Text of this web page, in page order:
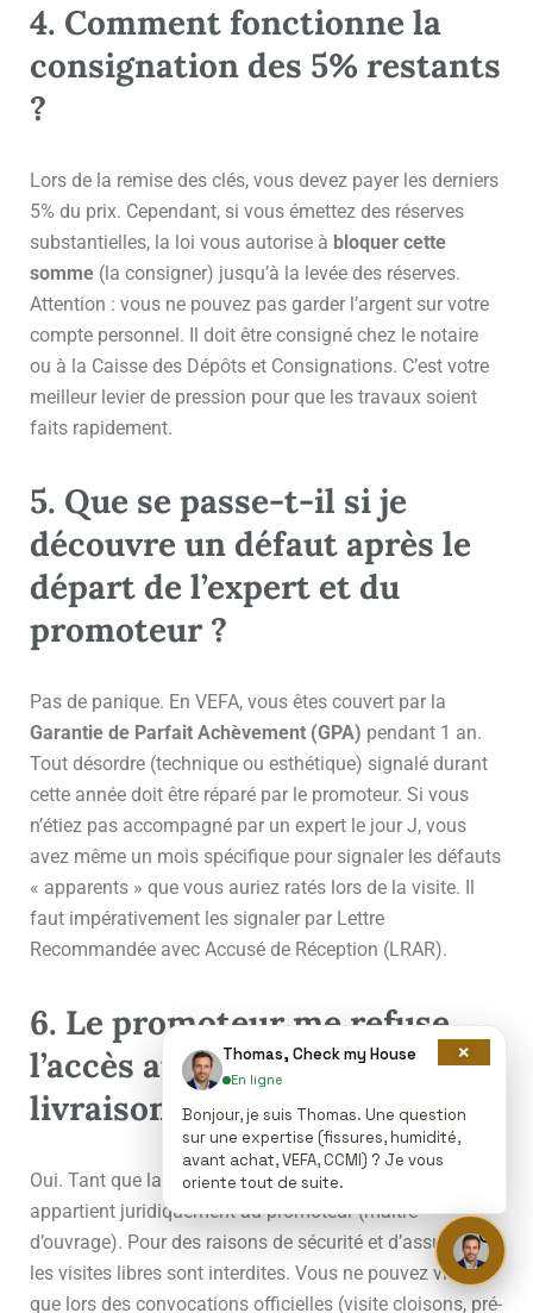
4. Comment fonctionne la
consignation des 5% restants
?
Lors de la remise des clés, vous devez payer les derniers
5% du prix. Cependant, si vous émettez des réserves
substantielles, la loi vous autorise à bloquer cette
somme (la consigner) jusqu’à la levée des réserves.
Attention : vous ne pouvez pas garder l’argent sur votre
compte personnel. Il doit être consigné chez le notaire
ou à la Caisse des Dépôts et Consignations. C’est votre
meilleur levier de pression pour que les travaux soient
faits rapidement.
5. Que se passe-t-il si je
découvre un défaut après le
départ de l’expert et du
promoteur ?
Pas de panique. En VEFA, vous êtes couvert par la
Garantie de Parfait Achèvement (GPA) pendant 1 an.
Tout désordre (technique ou esthétique) signalé durant
cette année doit être réparé par le promoteur. Si vous
n’étiez pas accompagné par un expert le jour J, vous
avez même un mois spécifique pour signaler les défauts
« apparents » que vous auriez ratés lors de la visite. Il
faut impérativement les signaler par Lettre
Recommandée avec Accusé de Réception (LRAR).
6. Le promoteur me refuse
l’accès au chantier avant la
livraison, est-ce légal ?
Oui. Tant que la livraison n’a pas eu lieu, le chantier
appartient juridiquement au promoteur (maître
d’ouvrage). Pour des raisons de sécurité et d’assurance,
les visites libres sont interdites. Vous ne pouvez visiter
que lors des convocations officielles (visite cloisons, pré-
×
Thomas, Check my House
En ligne
Bonjour, je suis Thomas. Une question
sur une expertise (fissures, humidité,
avant achat, VEFA, CCMI) ? Je vous
oriente tout de suite.